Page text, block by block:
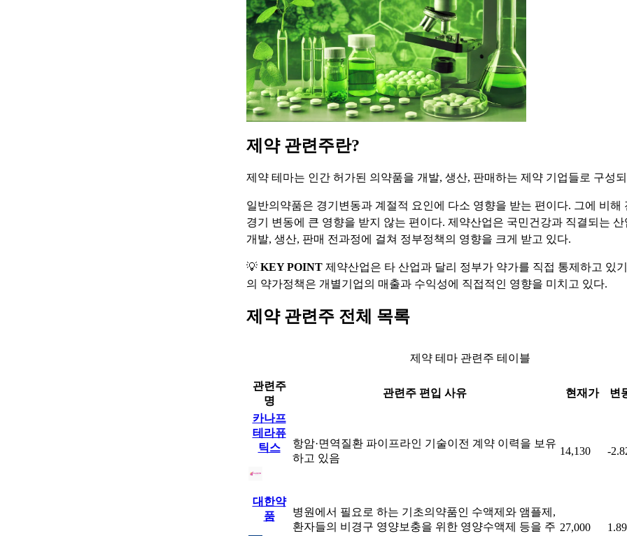
제약 관련주란?
제약 테마는 인간 허가된 의약품을 개발, 생산, 판매하는 제약 기업들로 구성
일반의약품은 경기변동과 계절적 요인에 다소 영향을 받는 편이다. 그에 비해
경기 변동에 큰 영향을 받지 않는 편이다. 제약산업은 국민건강과 직결되는
개발, 생산, 판매 전과정에 걸쳐 정부정책의 영향을 크게 받고 있다.
💡 KEY POINT 제약산업은 타 산업과 달리 정부가 약가를 직접 통제하고 있
의 약가정책은 개별기업의 매출과 수익성에 직접적인 영향을 미치고 있다.
제약 관련주 전체 목록
제약 테마 관련주 테이블
관련주
명
관련주 편입 사유 현재가 변
카나프
테라퓨
틱스
항암·면역질환 파이프라인 기술이전 계약 이력을 보유
하고 있음
14,130 -
대한약
품
병원에서 필요로 하는 기초의약품인 수액제와 앰플제,
환자들의 비경구 영양보충을 위한 영양수액제 등을 주 27,000